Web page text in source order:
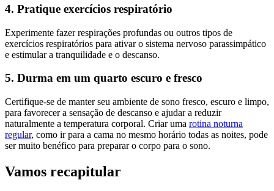
4. Pratique exercícios respiratório
Experimente fazer respirações profundas ou outros tipos de
exercícios respiratórios para ativar o sistema nervoso parassimpático
e estimular a tranquilidade e o descanso.
5. Durma em um quarto escuro e fresco
Certifique-se de manter seu ambiente de sono fresco, escuro e limpo,
para favorecer a sensação de descanso e ajudar a reduzir
naturalmente a temperatura corporal. Criar uma rotina noturna
regular, como ir para a cama no mesmo horário todas as noites, pode
ser muito benéfico para preparar o corpo para o sono.
Vamos recapitular